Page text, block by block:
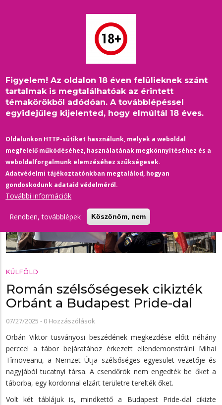
Figyelem! Az oldalon 18 éven felülieknek szánt
tartalmak is megtalálhatóak az érintett
témakörökből adódóan. A továbblépéssel
egyidejűleg kijelented, hogy elmúltál 18 éves.
Oldalunkon HTTP-sütiket használunk, melyek a weboldal
megfelelő működéséhez, használatának megkönnyítéséhez és a
weboldalforgalmunk elemzéséhez szükségesek.
Adatvédelmi tájékoztatónkban megtalálod, hogyan
gondoskodunk adataid védelméről.
További információk
Rendben, továbblépek Köszönöm, nem
Morzsa
Címlap /Külföld /
Román szélsőségesek cikizték Orbánt a Budapest Pride-dal
KÜLFÖLD
Román szélsőségesek cikizték
Orbánt a Budapest Pride-dal
07/27/2025 - 0 Hozzászólások
Orbán Viktor tusványosi beszédének megkezdése előtt néhány
perccel a tábor bejáratához érkezett ellendemonstrálni Mihai
Tîrnoveanu, a Nemzet Útja szélsőséges egyesület vezetője és
nagyjából tucatnyi társa. A csendőrök nem engedték be őket a
táborba, egy kordonnal elzárt területre terelték őket.
Volt két táblájuk is, mindkettő a Budapest Pride-dal cikizte